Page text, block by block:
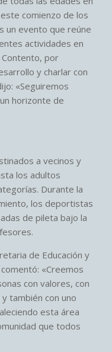
comienzo de los
un evento que reúne
actividades en
por
y charlar con
«Seguiremos
horizonte de
a vecinos y
los adultos
Durante la
los deportistas
de pileta bajo la
de Educación y
«Creemos
con valores, con
también con uno
esta área
que todos